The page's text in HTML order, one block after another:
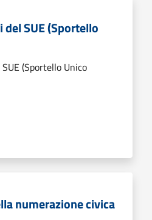
del SUE (Sportello
(Sportello Unico
numerazione civica